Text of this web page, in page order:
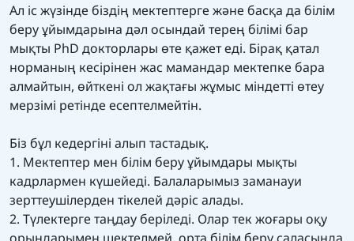
Ал іс жүзінде біздің мектептерге және басқа да білім
беру ұйымдарына дәл осындай терең білімі бар
мықты PhD докторлары өте қажет еді. Бірақ қатал
норманың кесірінен жас мамандар мектепке бара
алмайтын, өйткені ол жақтағы жұмыс міндетті өтеу
мерзімі ретінде есептелмейтін.
Біз бұл кедергіні алып тастадық.
1. Мектептер мен білім беру ұйымдары мықты
кадрлармен күшейеді. Балаларымыз заманауи
зерттеушілерден тікелей дәріс алады.
2. Түлектерге таңдау беріледі. Олар тек жоғары оқу
орындарымен шектелмей, орта білім беру саласында